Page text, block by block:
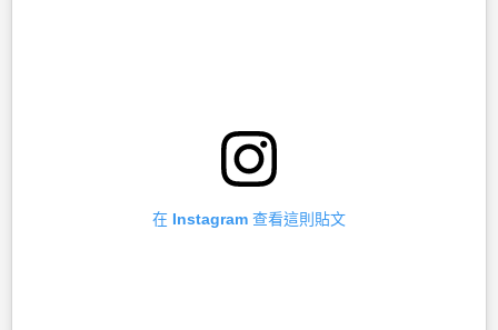
在 Instagram 查看這則貼文